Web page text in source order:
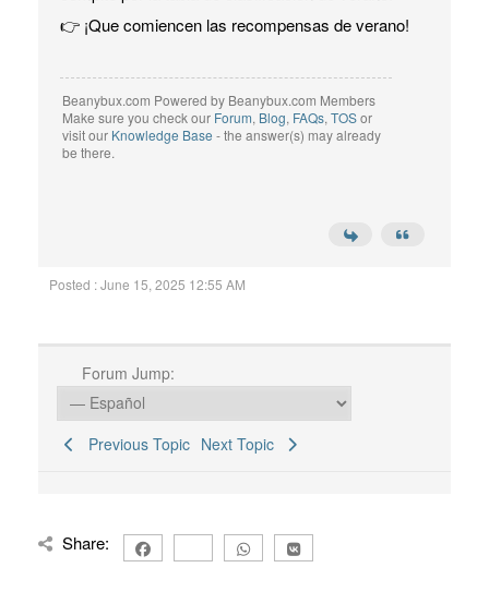
👉 ¡Que comiencen las recompensas de verano!
Beanybux.com Powered by Beanybux.com Members
Make sure you check our Forum, Blog, FAQs, TOSor
visit our Knowledge Base - the answer(s) may already
be there.
Posted : June 15, 2025 12:55 AM
Forum Jump:
Previous Topic Next Topic
Share: